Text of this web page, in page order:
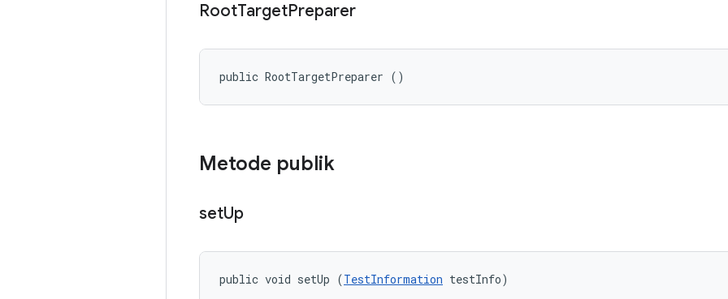
RootTargetPreparer
public RootTargetPreparer ()
Metode publik
setUp
public void setUp (TestInformation testInfo)